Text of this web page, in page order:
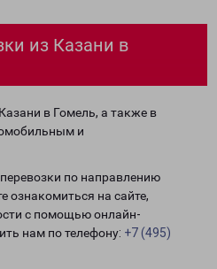
из Казани в
в Гомель, а также в
и
по направлению
ознакомиться на сайте,
с помощью онлайн-
нам по телефону: +7 (495)